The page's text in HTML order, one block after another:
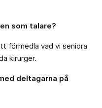
som talare?
förmedla vad vi seniora
kirurger.
deltagarna på